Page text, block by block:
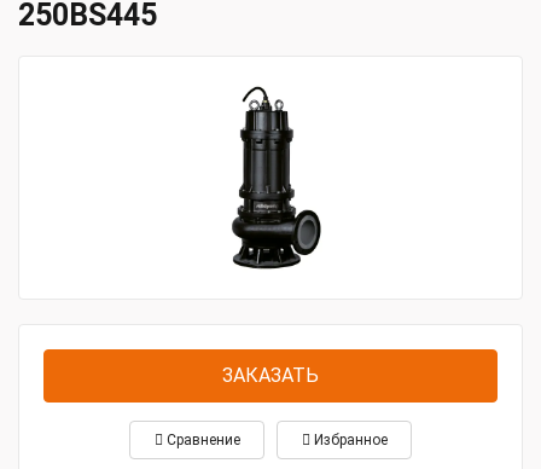
250BS445
ЗАКАЗАТЬ
Сравнение Избранное